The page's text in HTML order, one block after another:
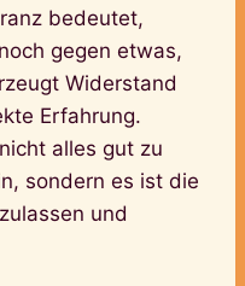
bedeutet,
gegen etwas,
Widerstand
Erfahrung.
alles gut zu
sondern es ist die
und